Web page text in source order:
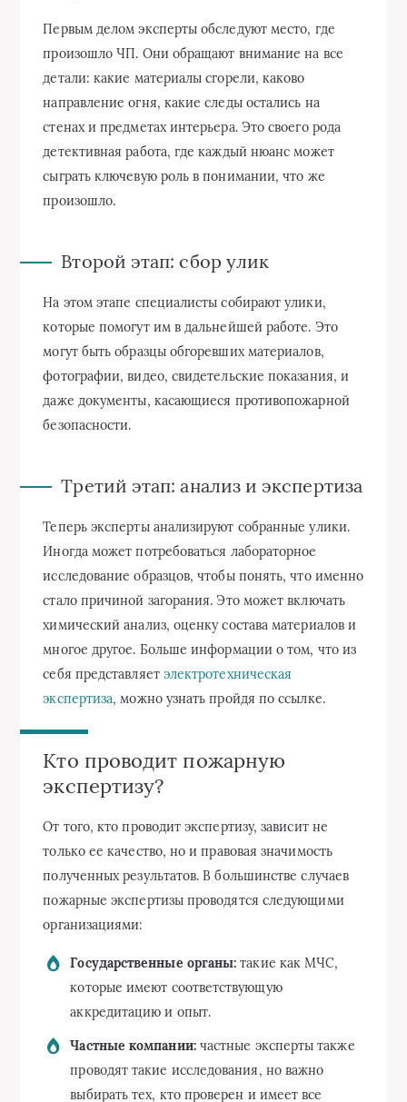
Первым делом эксперты обследуют место, где
произошло ЧП. Они обращают внимание на все
детали: какие материалы сгорели, каково
направление огня, какие следы остались на
стенах и предметах интерьера. Это своего рода
детективная работа, где каждый нюанс может
сыграть ключевую роль в понимании, что же
произошло.
Второй этап: сбор улик
На этом этапе специалисты собирают улики,
которые помогут им в дальнейшей работе. Это
могут быть образцы обгоревших материалов,
фотографии, видео, свидетельские показания, и
даже документы, касающиеся противопожарной
безопасности.
Третий этап: анализ и экспертиза
Теперь эксперты анализируют собранные улики.
Иногда может потребоваться лабораторное
исследование образцов, чтобы понять, что именно
стало причиной загорания. Это может включать
химический анализ, оценку состава материалов и
многое другое. Больше информации о том, что из
себя представляет электротехническая
экспертиза, можно узнать пройдя по ссылке.
Кто проводит пожарную
экспертизу?
От того, кто проводит экспертизу, зависит не
только ее качество, но и правовая значимость
полученных результатов. В большинстве случаев
пожарные экспертизы проводятся следующими
организациями:
Государственные органы: такие как МЧС,
которые имеют соответствующую
аккредитацию и опыт.
Частные компании:частные эксперты также
проводят такие исследования, но важно
выбирать тех, кто проверен и имеет все